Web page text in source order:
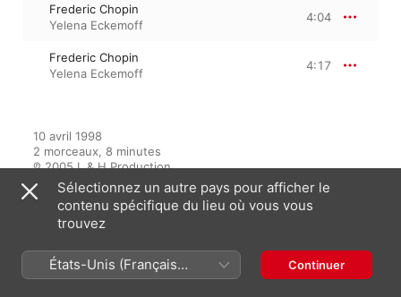
Frederic Chopin
Yelena Eckemoff
4:04
Frederic Chopin
Yelena Eckemoff
4:17
10 avril 1998
2 morceaux, 8 minutes
℗ 2005 L & H Production
Sélectionnez un autre pays pour afficher le
contenu spécifique du lieu où vous vous
trouvez
États-Unis (Français
France)
Continuer